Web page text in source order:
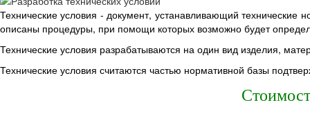
Технические условия - документ, устанавливающий
описаны процедуры, при помощи которых возможно будет
Технические условия разрабатываются на один вид изделия,
Технические условия считаются частью нормативной базы